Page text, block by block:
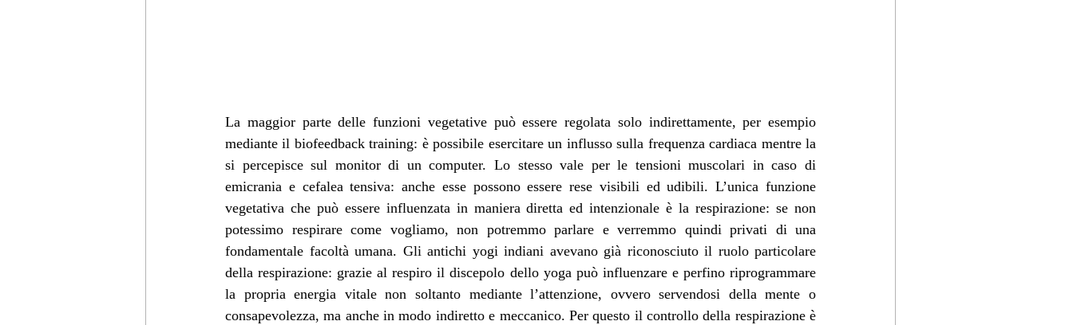
La maggior parte delle funzioni vegetative può essere regolata solo indirettamente, per esempio
mediante il biofeedback training: è possibile esercitare un influsso sulla frequenza cardiaca mentre la
si percepisce sul monitor di un computer. Lo stesso vale per le tensioni muscolari in caso di
emicrania e cefalea tensiva: anche esse possono essere rese visibili ed udibili. L’unica funzione
vegetativa che può essere influenzata in maniera diretta ed intenzionale è la respirazione: se non
potessimo respirare come vogliamo, non potremmo parlare e verremmo quindi privati di una
fondamentale facoltà umana. Gli antichi yogi indiani avevano già riconosciuto il ruolo particolare
della respirazione: grazie al respiro il discepolo dello yoga può influenzare e perfino riprogrammare
la propria energia vitale non soltanto mediante l’attenzione, ovvero servendosi della mente o
consapevolezza, ma anche in modo indiretto e meccanico. Per questo il controllo della respirazione è